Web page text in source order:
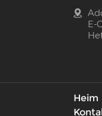
E-
Heim